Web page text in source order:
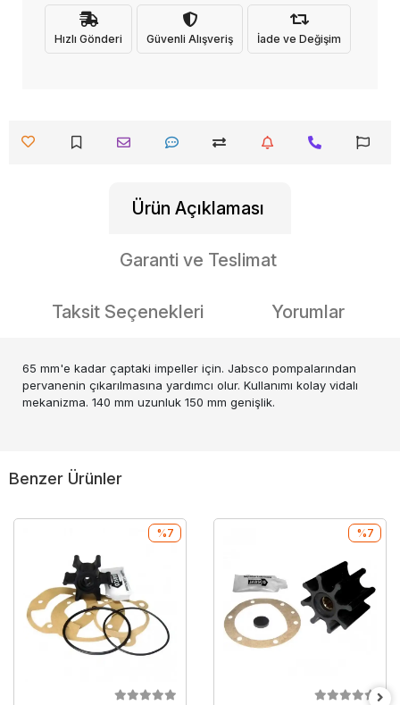
Hızlı Gönderi Güvenli Alışveriş İade ve Değişim
Ürün Açıklaması
Garanti ve Teslimat
Taksit Seçenekleri Yorumlar
65 mm'e kadar çaptaki impeller için. Jabsco pompalarından
pervanenin çıkarılmasına yardımcı olur. Kullanımı kolay vidalı
mekanizma. 140 mm uzunluk 150 mm genişlik.
Benzer Ürünler
%7 %7